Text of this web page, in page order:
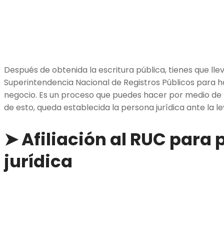
Después de obtenida la escritura pública, tienes que
Superintendencia Nacional de Registros Públicos para
negocio. Es un proceso que puedes hacer por medio
de esto, queda establecida la persona jurídica ante la
➤ Afiliación al RUC para
jurídica